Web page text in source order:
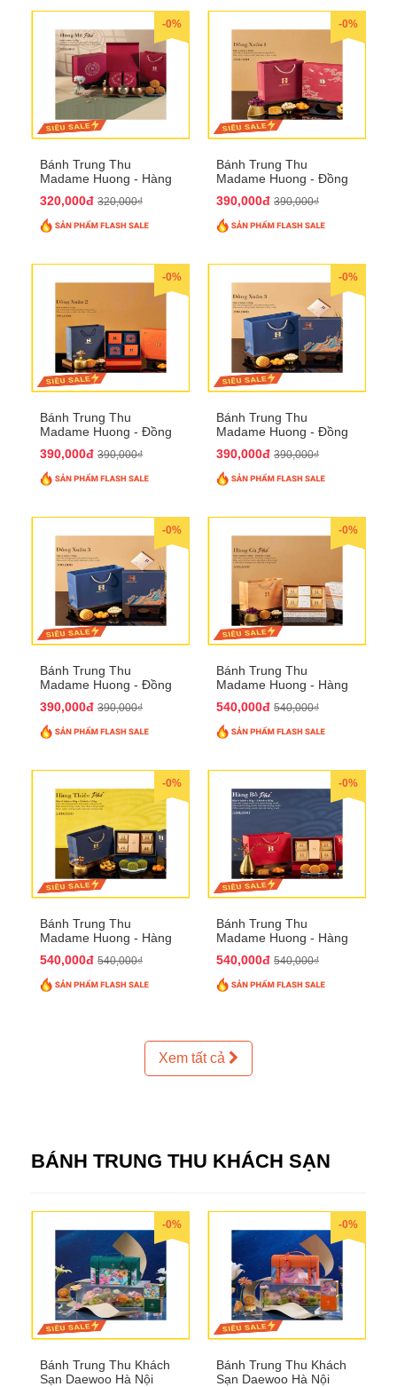
-0%
Bánh Trung Thu
Madame Huong - Hàng
320,000đ 320,000₫
-0%
Bánh Trung Thu
Madame Huong - Đồng
390,000đ 390,000₫
-0%
Bánh Trung Thu
Madame Huong - Đồng
390,000đ 390,000₫
-0%
Bánh Trung Thu
Madame Huong - Đồng
390,000đ 390,000₫
-0%
Bánh Trung Thu
Madame Huong - Đồng
390,000đ 390,000₫
-0%
Bánh Trung Thu
Madame Huong - Hàng
540,000đ 540,000₫
-0%
Bánh Trung Thu
Madame Huong - Hàng
540,000đ 540,000₫
-0%
Bánh Trung Thu
Madame Huong - Hàng
540,000đ 540,000₫
Xem tất cả
BÁNH TRUNG THU KHÁCH SẠN
-0%
Bánh Trung Thu Khách
Sạn Daewoo Hà Nội
-0%
Bánh Trung Thu Khách
Sạn Daewoo Hà Nội